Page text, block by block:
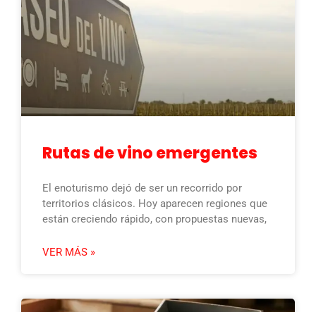
Rutas de vino emergentes
El enoturismo dejó de ser un recorrido por
territorios clásicos. Hoy aparecen regiones que
están creciendo rápido, con propuestas nuevas,
VER MÁS »